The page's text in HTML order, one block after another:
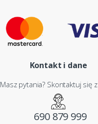
Kontakt i dane
Masz pytania? Skontaktuj się
690 879 999